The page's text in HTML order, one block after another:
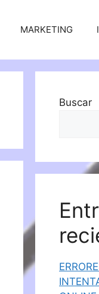
MARKETING
Buscar